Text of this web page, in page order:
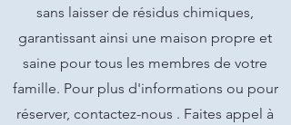
sans laisser de résidus chimiques,
garantissant ainsi une maison propre et
saine pour tous les membres de votre
famille. Pour plus d'informations ou pour
réserver, contactez-nous . Faites appel à